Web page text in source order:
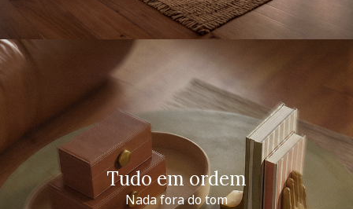
Tudo em ordem
Nada fora do tom